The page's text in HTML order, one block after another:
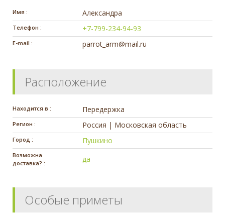
Имя : Александра
Телефон : +7-799-234-94-93
E-mail : parrot_arm@mail.ru
Расположение
Находится в : Передержка
Регион : Россия | Московская область
Город : Пушкино
Возможна
доставка? :
да
Особые приметы